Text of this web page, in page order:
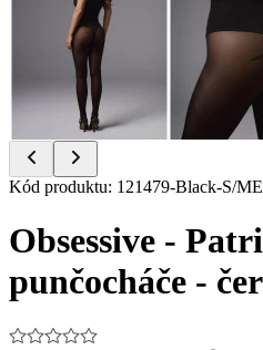
Item
of
5
Kód produktu: 121479-Black-S/M
Obsessive -
punčocháče -